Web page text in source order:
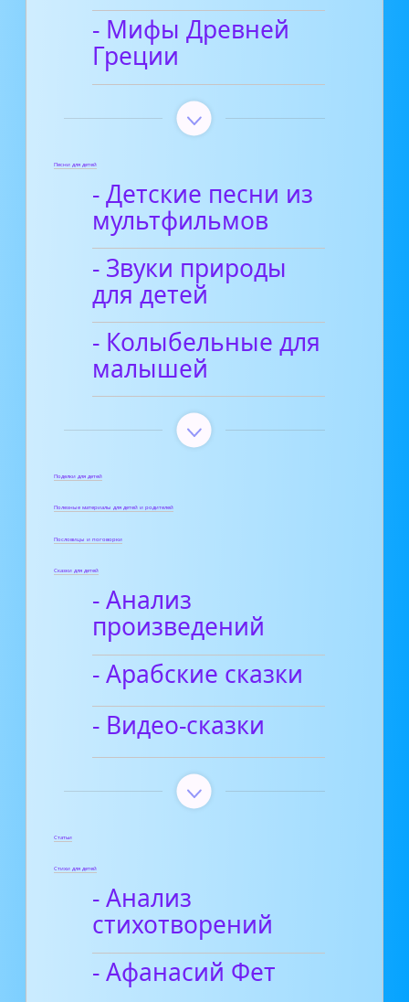
- Мифы Древней
Греции
Песни для детей
- Детские песни из
мультфильмов
- Звуки природы
для детей
- Колыбельные для
малышей
Поделки для детей
Полезные материалы для детей и родителей
Пословицы и поговорки
Сказки для детей
- Анализ
произведений
- Арабские сказки
- Видео-сказки
Статьи
Стихи для детей
- Анализ
стихотворений
- Афанасий Фет